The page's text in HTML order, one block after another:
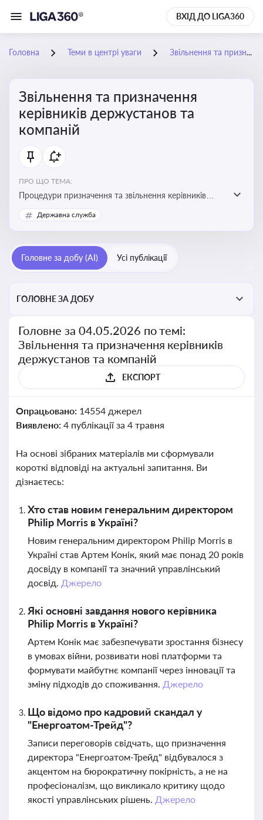
ВХІД ДО LIGA360
Головна Теми в центрі уваги Звільнення та призначення керівників держустанов та компаній
Звільнення та призначення
керівників держустанов та
компаній
ПРО ЩО ТЕМА:
Процедури призначення та звільнення керівників
установ та підприємств
Державна служба
Головне за добу (AI) Усі публікації
ГОЛОВНЕ ЗА ДОБУ
Головне за 04.05.2026 по темі:
Звільнення та призначення керівників
держустанов та компаній
ЕКСПОРТ
Опрацьовано: 14554 джерел
Виявлено: 4 публікації за 4 травня
На основі зібраних матеріалів ми сформували
короткі відповіді на актуальні запитання. Ви
дізнаєтесь:
Хто став новим генеральним директором
Philip Morris в Україні?
Новим генеральним директором Philip Morris в
Україні став Артем Конік, який має понад 20 років
досвіду в компанії та значний управлінський
досвід. Джерело
Які основні завдання нового керівника
Philip Morris в Україні?
Артем Конік має забезпечувати зростання бізнесу
в умовах війни, розвивати нові платформи та
формувати майбутнє компанії через інновації та
зміну підходів до споживання. Джерело
Що відомо про кадровий скандал у
"Енергоатом-Трейд"?
Записи переговорів свідчать, що призначення
директора "Енергоатом-Трейд" відбувалося з
акцентом на бюрократичну покірність, а не на
професіоналізм, що викликало критику щодо
якості управлінських рішень. Джерело